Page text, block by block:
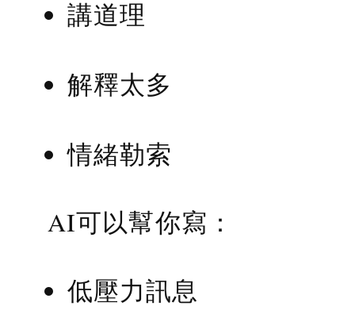
講道理
解釋太多
情緒勒索
AI可以幫你寫：
低壓力訊息